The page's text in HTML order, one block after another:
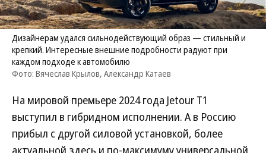
Дизайнерам удался сильнодействующий образ — стильный и
крепкий. Интересные внешние подробности радуют при
каждом подходе к автомобилю
Фото: Вячеслав Крылов, Александр Катаев
На мировой премьере 2024 года Jetour T1
выступил в гибридном исполнении. А в Россию
прибыл с другой силовой установкой, более
актуальной здесь и по-максимуму универсальной.